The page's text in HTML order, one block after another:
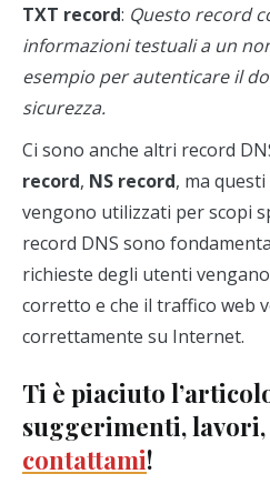
TXT record: Questo record
informazioni testuali a un
esempio per autenticare il
sicurezza.
Ci sono anche altri record
record, NS record, ma
vengono utilizzati per scopi
record DNS sono
richieste degli utenti
corretto e che il traffico web
correttamente su Internet.
Ti è piaciuto
suggerimenti,
contattami!